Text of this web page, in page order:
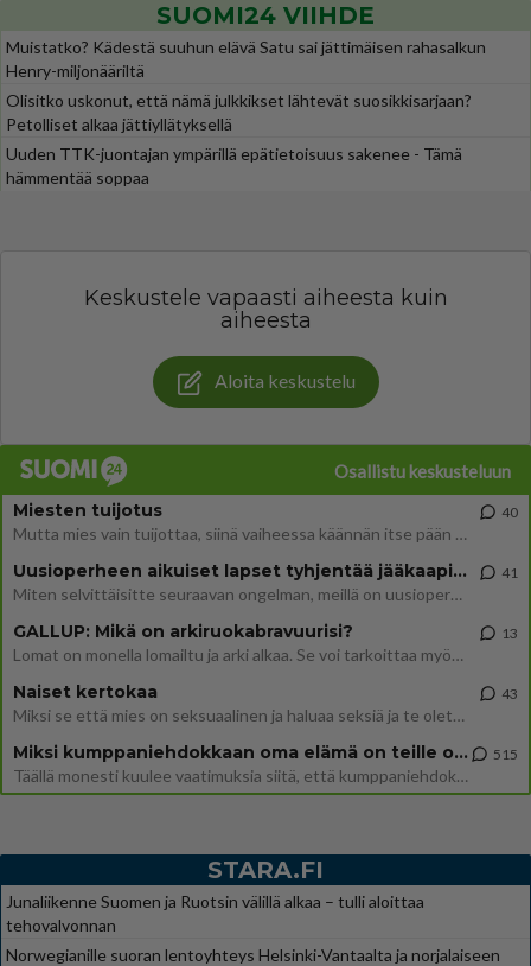
SUOMI24 VIIHDE
Muistatko? Kädestä suuhun elävä Satu sai jättimäisen rahasalkun
Henry-miljonääriltä
Olisitko uskonut, että nämä julkkikset lähtevät suosikkisarjaan?
Petolliset alkaa jättiyllätyksellä
Uuden TTK-juontajan ympärillä epätietoisuus sakenee - Tämä
hämmentää soppaa
Keskustele vapaasti aiheesta kuin
aiheesta
Aloita keskustelu
Osallistu keskusteluun
Miesten tuijotus
Mutta mies vain tuijottaa, siinä vaiheessa käännän itse pään pois. Mikä juttu? Yleensä jos joku tuijottaa tai katsoo, hä
40
Uusioperheen aikuiset lapset tyhjentää jääkaapin käydessään
Miten selvittäisitte seuraavan ongelman, meillä on uusioperhe, minulla teini-ikäiset lapset ja puolisolla aikuiset, jotk
41
GALLUP: Mikä on arkiruokabravuurisi?
Lomat on monella lomailtu ja arki alkaa. Se voi tarkoittaa myös sitä, että grillailut on grillattu ja palataan arjen ruo
13
Naiset kertokaa
Miksi se että mies on seksuaalinen ja haluaa seksiä ja te olette hänen mielestänne haluttava on vastenmielistä? Mikä sii
43
Miksi kumppaniehdokkaan oma elämä on teille ongelma?
Täällä monesti kuulee vaatimuksia siitä, että kumppaniehdokkaalla ei saisi olla lemmikkejä, lapsia, kavereita, eksiä, su
515
STARA.FI
Junaliikenne Suomen ja Ruotsin välillä alkaa – tulli aloittaa
tehovalvonnan
Norwegianille suoran lentoyhteys Helsinki-Vantaalta ja norjalaiseen